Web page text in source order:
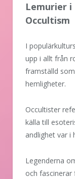
Lemurier
Occultism
I
upp i allt från
framställd
hemligheter.
Occultister
källa till
andlighet var i
Legenderna
och